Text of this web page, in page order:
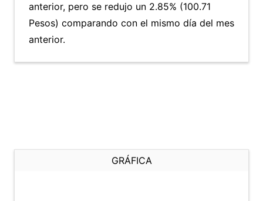
anterior, pero se redujo un 2.85% (100.71
Pesos) comparando con el mismo día del mes
anterior.
GRÁFICA